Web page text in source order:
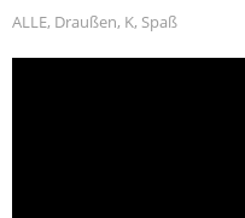
ALLE, Draußen, K, Spaß